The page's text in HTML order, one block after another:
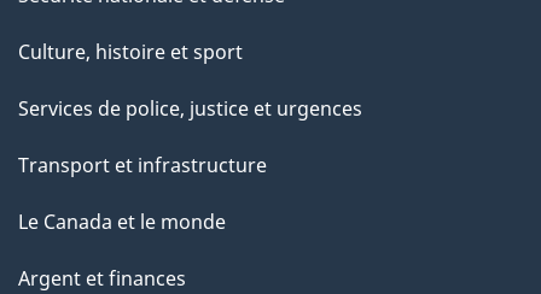
Culture, histoire et sport
Services de police, justice et urgences
Transport et infrastructure
Le Canada et le monde
Argent et finances